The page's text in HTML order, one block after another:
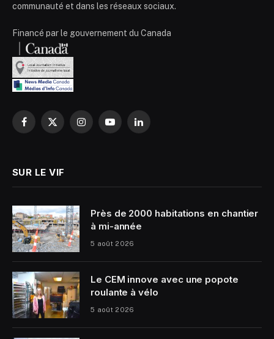
communauté et dans les réseaux sociaux.
Financé par le gouvernement du Canada
Facebook
X
InstagramYouTubeLinkedIn
SUR LE VIF
Près de 2000 habitations en chantier
à mi-année
5 août 2026
Le CEM innove avec une popote
roulante à vélo
5 août 2026